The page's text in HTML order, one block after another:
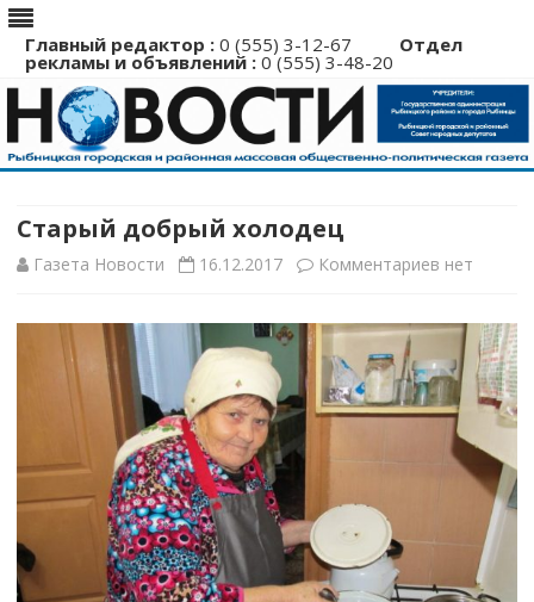
Главный редактор : 0 (555) 3-12-67 Отдел
рекламы и объявлений : 0 (555) 3-48-20
Перейти
Старый добрый холодец
Газета Новости 16.12.2017 Комментариев к
Старый
добрый
холодец
нет